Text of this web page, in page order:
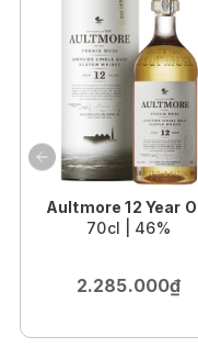
Aultmore 12 Year
70cl | 46%
2.285.000₫